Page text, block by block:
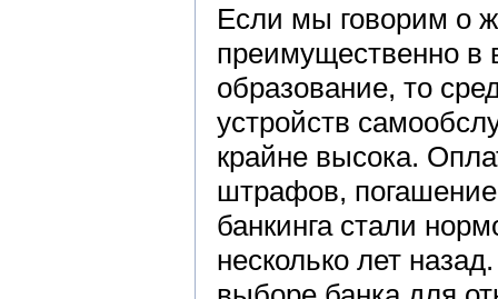
Если мы говорим о
преимущественно в
образование, то
устройств
крайне высока.
штрафов,
банкинга стали
несколько лет